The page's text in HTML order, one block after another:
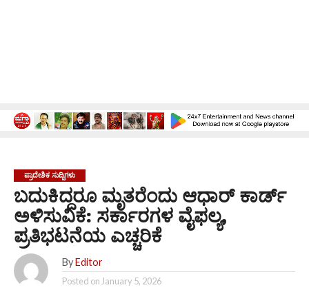
ಪ್ರಾದೇಶಿಕ ಸುದ್ದಿಗಳು
ಬದುಕಿದ್ದರೂ ಮೃತರೆಂದು ಆಧಾರ್ ಕಾರ್ಡ್
ಅಳಿಸುವಿಕೆ: ಸರ್ಕಾರಗಳ ವೈಫಲ್ಯ,
ಪ್ರತಿಭಟನೆಯ ಎಚ್ಚರಿಕೆ
By Editor
Posted onJanuary 5, 2026